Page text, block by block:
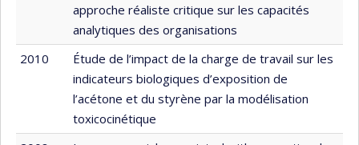
approche réaliste critique sur les capacités
analytiques des organisations
2010
Étude de l’impact de la charge de travail sur les
indicateurs biologiques d’exposition de
l’acétone et du styrène par la modélisation
toxicocinétique